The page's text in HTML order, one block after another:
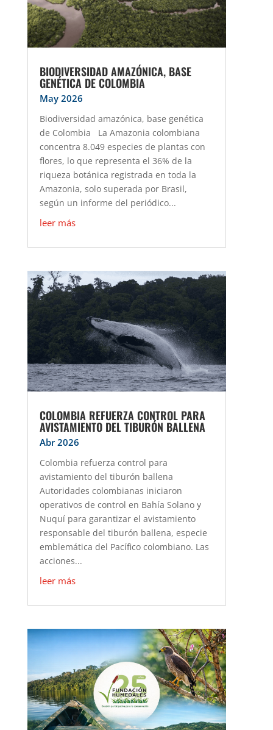
BIODIVERSIDAD AMAZÓNICA, BASE
GENÉTICA DE COLOMBIA
May 2026
Biodiversidad amazónica, base genética
de Colombia La Amazonia colombiana
concentra 8.049 especies de plantas con
flores, lo que representa el 36% de la
riqueza botánica registrada en toda la
Amazonia, solo superada por Brasil,
según un informe del periódico...
leer más
COLOMBIA REFUERZA CONTROL PARA
AVISTAMIENTO DEL TIBURÓN BALLENA
Abr 2026
Colombia refuerza control para
avistamiento del tiburón ballena
Autoridades colombianas iniciaron
operativos de control en Bahía Solano y
Nuquí para garantizar el avistamiento
responsable del tiburón ballena, especie
emblemática del Pacífico colombiano. Las
acciones...
leer más